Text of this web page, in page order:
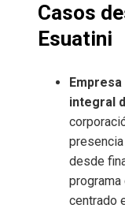
Casos
Esuatini
integral
desde
programa
centrado